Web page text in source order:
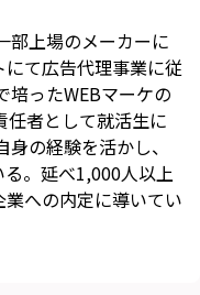
部上場のメーカーに
て広告代理事業に従
培ったWEBマーケの
任者として就活生に
の経験を活かし、
。延べ1,000人以上
への内定に導いてい